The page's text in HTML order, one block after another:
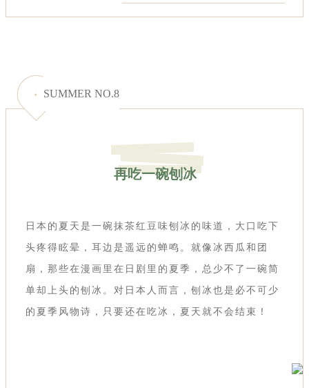
SUMMER NO.8
再吃一碗刨冰
日本的夏天是一碗抹茶红豆味刨冰的味道，大口吃下
头疼得眩晕，耳边是遥远的蝉鸣。就像冰西瓜和团
扇，那些在漫画里在日剧里的夏季，总少不了一碗简
单却上头的刨冰。对日本人而言，刨冰也是必不可少
的夏季风物诗，只要还在吃冰，夏天就不会结束！